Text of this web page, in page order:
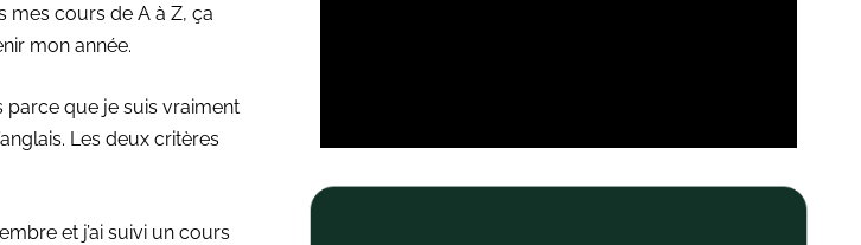
mes cours de A à Z, ça
mon année.
parce que je suis vraiment
Les deux critères
et j’ai suivi un cours